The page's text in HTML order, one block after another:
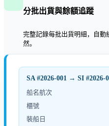
分批出貨與餘額追蹤
完整記錄每批出貨明細，自動
然。
SA #2026-001 → SI #2026-
船名航次
櫃號
裝船日